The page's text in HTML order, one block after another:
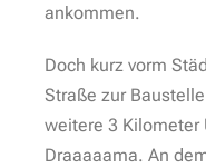
ankommen.
Doch kurz vorm
Straße zur
weitere 3 Kilometer
Draaaaama. An